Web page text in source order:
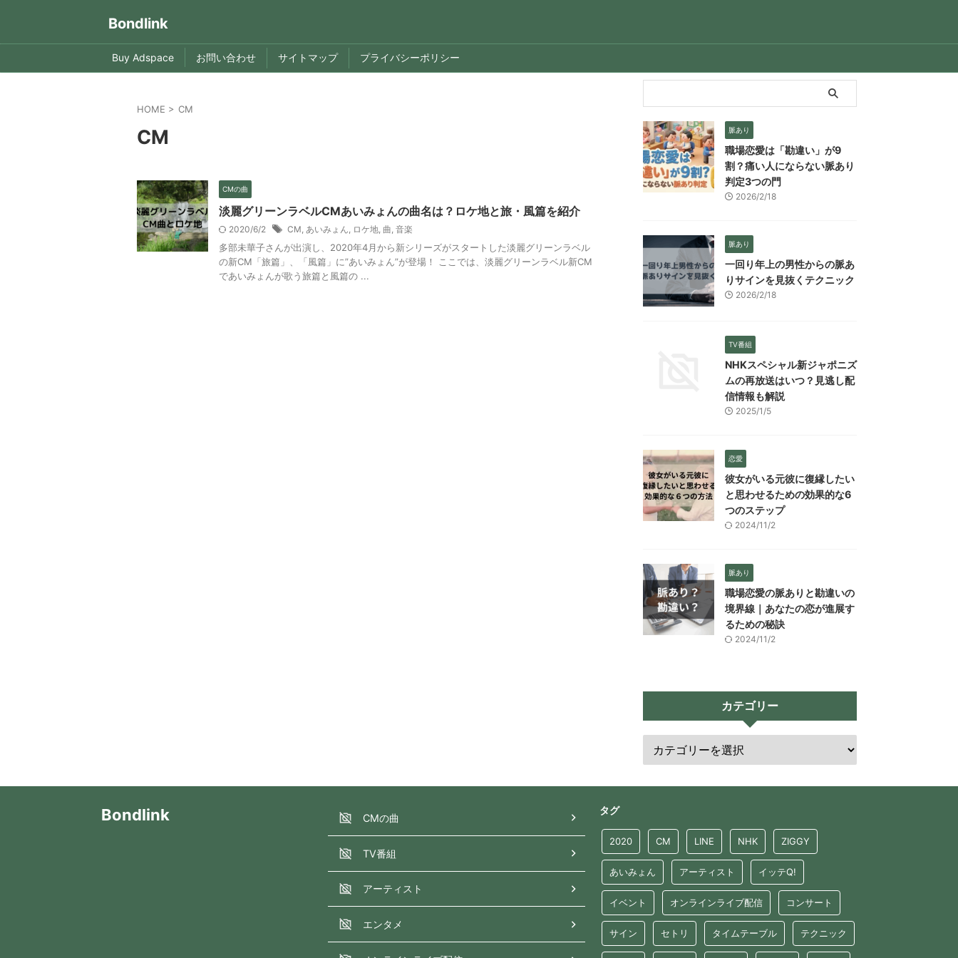
Bondlink
Buy Adspace お問い合わせ サイトマップ プライバシーポリシー
HOME > CM
CM
CMの曲
淡麗グリーンラベルCMあいみょんの曲名は？ロケ地と旅・風篇を紹介
2020/6/2 CM, あいみょん, ロケ地, 曲, 音楽
多部未華子さんが出演し、2020年4月から新シリーズがスタートした淡麗グリーンラベル
の新CM「旅篇」、「風篇」に”あいみょん”が登場！ ここでは、淡麗グリーンラベル新CM
であいみょんが歌う旅篇と風篇の ...
脈あり
職場恋愛は「勘違い」が9
割？痛い人にならない脈あり
判定3つの門
2026/2/18
脈あり
一回り年上の男性からの脈あ
りサインを見抜くテクニック
2026/2/18
TV番組
NHKスペシャル新ジャポニズ
ムの再放送はいつ？見逃し配
信情報も解説
2025/1/5
恋愛
彼女がいる元彼に復縁したい
と思わせるための効果的な6
つのステップ
2024/11/2
脈あり
職場恋愛の脈ありと勘違いの
境界線｜あなたの恋が進展す
るための秘訣
2024/11/2
カテゴリー
CMの曲
TV番組
アーティスト
エンタメ
タグ
2020 CM LINE NHK ZIGGY
あいみょん アーティスト イッテQ!
イベント オンラインライブ配信 コンサート
サイン セトリ タイムテーブル テクニック
Bondlink